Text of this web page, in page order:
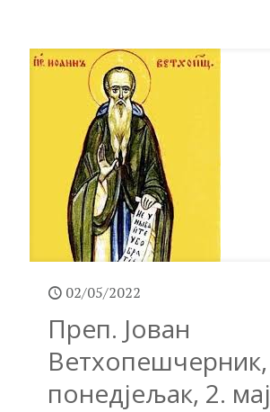
02/05/2022
Преп. Јован
Ветхопешчерник,
понедјељак, 2. мај